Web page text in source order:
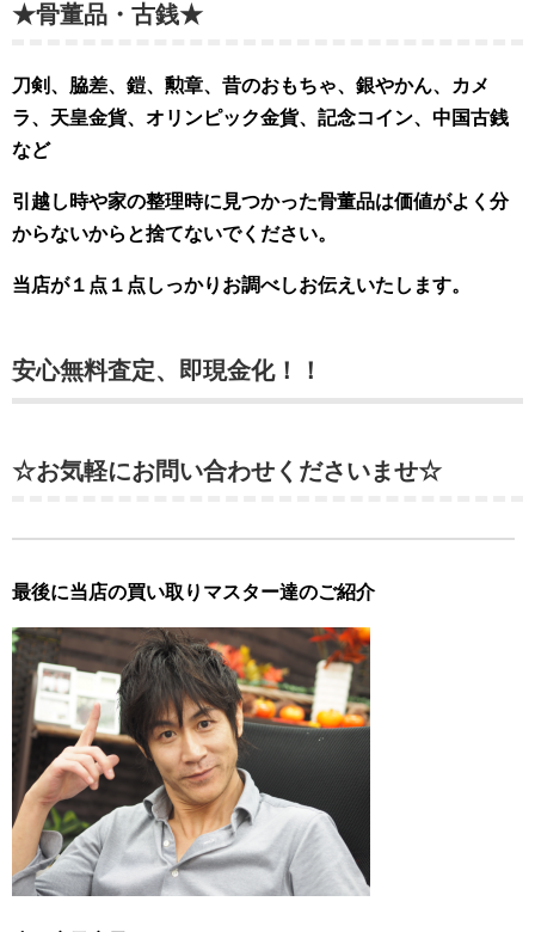
★骨董品・古銭★
刀剣、脇差、鎧、勲章、昔のおもちゃ、銀やかん、カメ
ラ、天皇金貨、オリンピック金貨、記念コイン、中国古銭
など
引越し時や家の整理時に見つかった骨董品は価値がよく分
からないからと捨てないでください。
当店が１点１点しっかりお調べしお伝えいたします。
安心無料査定、即現金化！！
☆お気軽にお問い合わせくださいませ☆
最後に当店の買い取りマスター達のご紹介